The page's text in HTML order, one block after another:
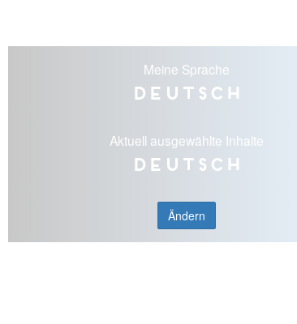
Meine Sprache
Deutsch
Aktuell ausgewählte Inhalte
Deutsch
Ändern